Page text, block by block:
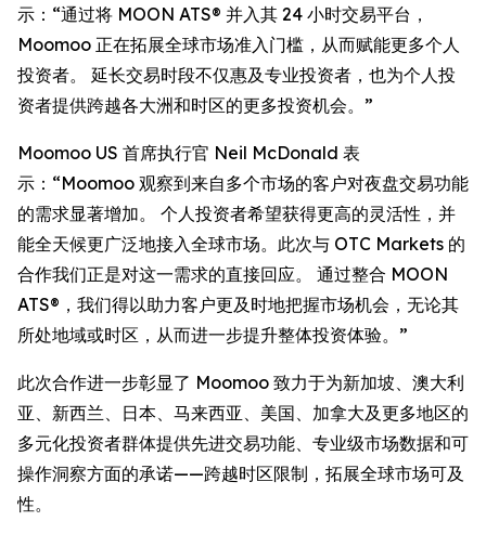
示：“通过将 MOON ATS® 并入其 24 小时交易平台，
Moomoo 正在拓展全球市场准入门槛，从而赋能更多个人
投资者。 延长交易时段不仅惠及专业投资者，也为个人投
资者提供跨越各大洲和时区的更多投资机会。”
Moomoo US 首席执行官 Neil McDonald 表
示：“Moomoo 观察到来自多个市场的客户对夜盘交易功能
的需求显著增加。 个人投资者希望获得更高的灵活性，并
能全天候更广泛地接入全球市场。此次与 OTC Markets 的
合作我们正是对这一需求的直接回应。 通过整合 MOON
ATS®，我们得以助力客户更及时地把握市场机会，无论其
所处地域或时区，从而进一步提升整体投资体验。”
此次合作进一步彰显了 Moomoo 致力于为新加坡、澳大利
亚、新西兰、日本、马来西亚、美国、加拿大及更多地区的
多元化投资者群体提供先进交易功能、专业级市场数据和可
操作洞察方面的承诺——跨越时区限制，拓展全球市场可及
性。